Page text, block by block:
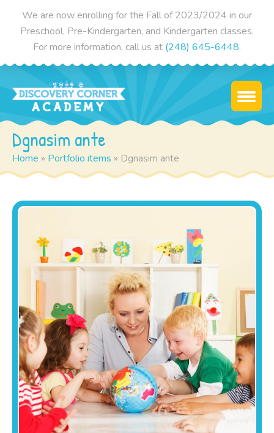
We are now enrolling for the Fall of 2023/2024 in our
Preschool, Pre-Kindergarten, and Kindergarten classes.
For more information, call us at (248) 645-6448.
Dgnasim ante
Home » Portfolio items » Dgnasim ante